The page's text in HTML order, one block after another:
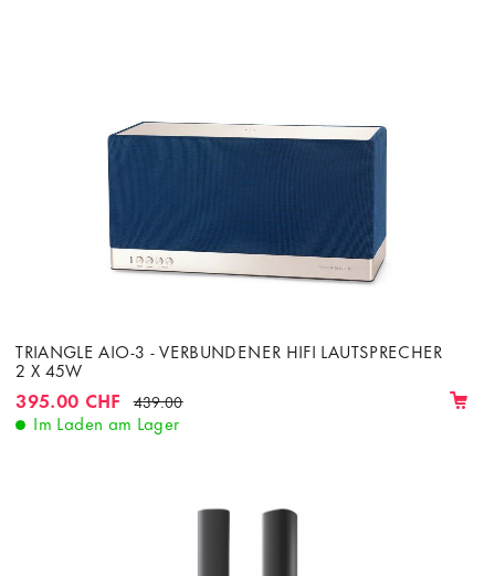
TRIANGLE AIO-3 - VERBUNDENER HIFI LAUTSPRECHER
2 X 45W
395.00 CHF 439.00
Im Laden am Lager